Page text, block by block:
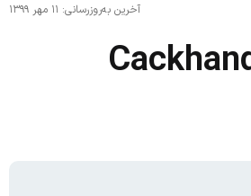
آخرین به‌روزرسانی: ۱۱ مهر ۱۳۹۹